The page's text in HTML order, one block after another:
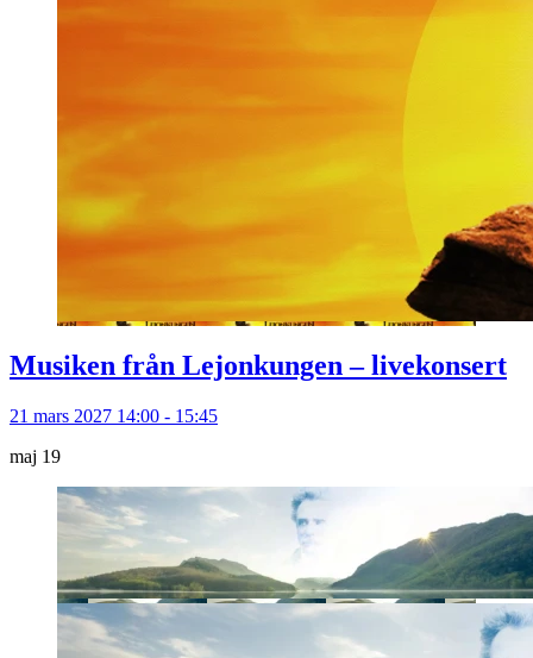
Musiken från Lejonkungen – livekonsert
21 mars 2027 14:00 - 15:45
maj 19